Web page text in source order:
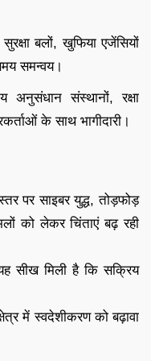
बलों, खुफिया एजेंसियों
समन्वय।
संस्थानों, रक्षा
के साथ भागीदारी।
पर साइबर युद्ध, तोड़फोड़
को लेकर चिंताएं बढ़ रही
सीख मिली है कि सक्रिय
में स्वदेशीकरण को बढ़ावा